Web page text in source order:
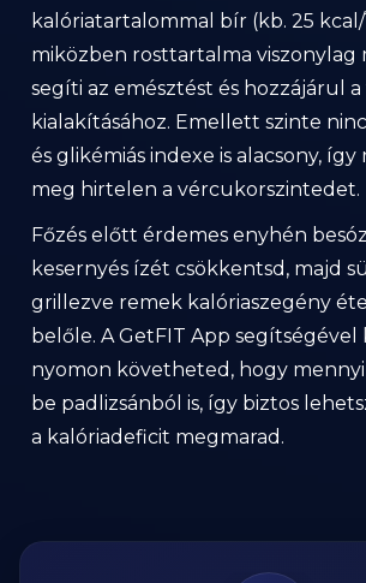
kalóriatartalommal bír (kb. 25 kcal/
miközben rosttartalma viszonylag
segíti az emésztést és hozzájárul
kialakításához. Emellett szinte
és glikémiás indexe is alacsony,
meg hirtelen a vércukorszintedet.
Főzés előtt érdemes enyhén
kesernyés ízét csökkentsd, majd
grillezve remek kalóriaszegény
belőle. A GetFIT App segítségével
nyomon követheted, hogy
be padlizsánból is, így biztos
a kalóriadeficit megmarad.